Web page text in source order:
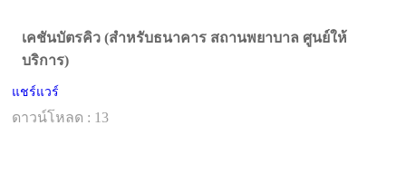
เคชันบัตรคิว (สำหรับธนาคาร สถานพยาบาล ศูนย์ให้
บริการ)
แชร์แวร์
ดาวน์โหลด : 13